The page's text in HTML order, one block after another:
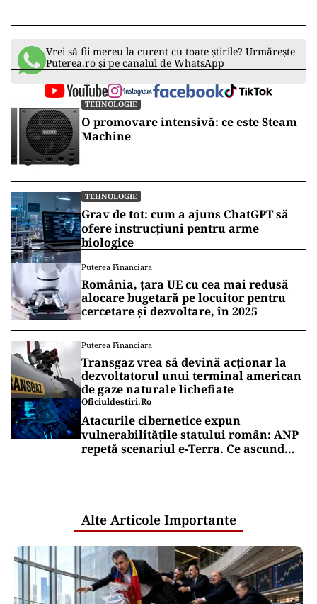
Vrei să fii mereu la curent cu toate știrile? Urmărește
Puterea.ro și pe canalul de WhatsApp
TEHNOLOGIE
O promovare intensivă: ce este Steam
Machine
TEHNOLOGIE
Grav de tot: cum a ajuns ChatGPT să
ofere instrucțiuni pentru arme
biologice
Puterea Financiara
România, țara UE cu cea mai redusă
alocare bugetară pe locuitor pentru
cercetare și dezvoltare, în 2025
Puterea Financiara
Transgaz vrea să devină acționar la
dezvoltatorul unui terminal american
de gaze naturale lichefiate
Oficiuldestiri.ro
Atacurile cibernetice expun
vulnerabilitățile statului român: ANP
repetă scenariul e‑Terra. Ce ascund
Alte Articole Importante